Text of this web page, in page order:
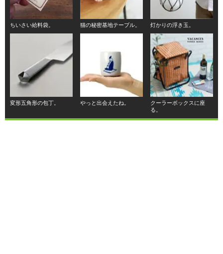
ちいさい給料袋。 猫の秘密基地テーブル。 灯かりの浮き玉。
変形五角形の包丁。 やっと出会えたね。
クーラーボックスに座
る。